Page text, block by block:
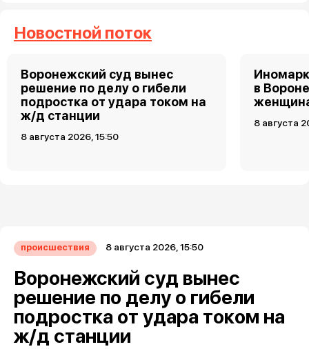
Новостной поток
Воронежский суд вынес
решение по делу о гибели
подростка от удара током на
ж/д станции
8 августа 2026, 15:50
в
8 августа
происшествия 8 августа 2026, 15:50
Воронежский суд вынес
решение по делу о гибели
подростка от удара током на
ж/д станции